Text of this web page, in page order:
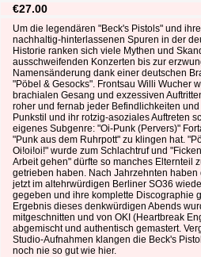
€27.00
Um die legendären "Beck's Pistols" und
nachhaltig-hinterlassenen Spuren in der
Historie ranken sich viele Mythen und
ausschweifenden Konzerten bis zur
Namensänderung dank einer deutschen
"Pöbel & Gesocks". Frontsau Willi Wucher
brachialen Gesang und exzessiven
roher und fernab jeder Befindlichkeiten
Punkstil und ihr rotzig-asoziales Auftreten
eigenes Subgenre: "Oi-Punk (Pervers)"
"Punk aus dem Ruhrpott" zu klingen hat.
Oi!oi!oi!" wurde zum Schlachtruf und
Arbeit gehen" dürfte so manches Elternteil
getrieben haben. Nach Jahrzehnten haben
jetzt im altehrwürdigen Berliner SO36
gegeben und ihre komplette Discographie
Ergebnis dieses denkwürdigen Abends
mitgeschnitten und von OKI (Heartbreak
abgemischt und authentisch gemastert.
Studio-Aufnahmen klangen die Beck's
noch nie so gut wie hier.